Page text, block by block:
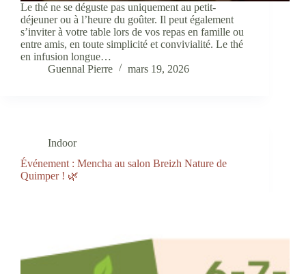
Le thé ne se déguste pas uniquement au petit-
déjeuner ou à l’heure du goûter. Il peut également
s’inviter à votre table lors de vos repas en famille ou
entre amis, en toute simplicité et convivialité. Le thé
en infusion longue…
Guennal Pierre
mars 19, 2026
Indoor
Événement : Mencha au salon Breizh Nature de
Quimper ! 🌿